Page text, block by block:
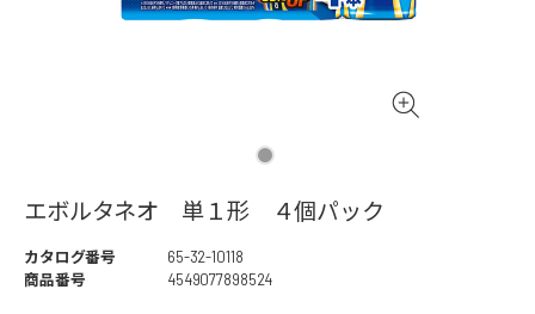
エボルタネオ 単１形 ４個パック
カタログ番号
65-32-10118
商品番号
4549077898524